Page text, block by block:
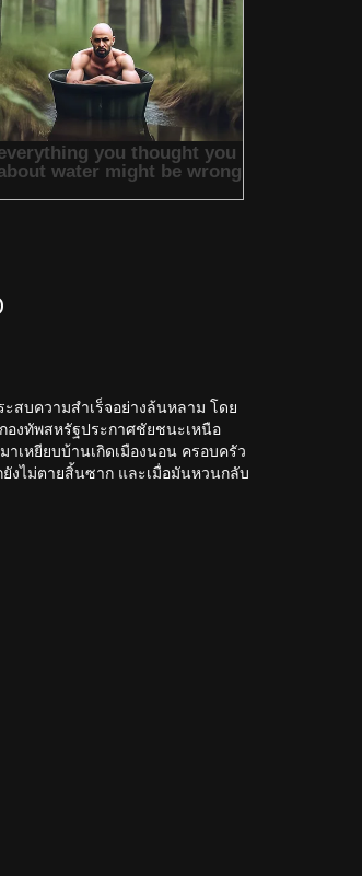
ะสบความสำเร็จอย่างล้นหลาม โดย
องทัพสหรัฐประกาศชัยชนะเหนือ
เหยียบบ้านเกิดเมืองนอน ครอบครัว
งไม่ตายสิ้นซาก และเมื่อมันหวนกลับ